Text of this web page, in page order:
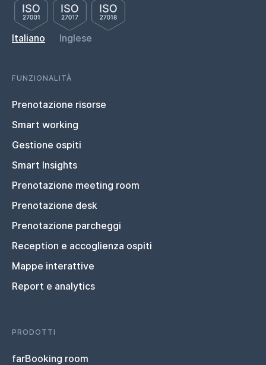
Italiano Inglese
FUNZIONALITÀ
Prenotazione risorse
Smart working
Gestione ospiti
Smart Insights
Prenotazione meeting room
Prenotazione desk
Prenotazione parcheggi
Reception e accoglienza ospiti
Mappe interattive
Report e analytics
PRODOTTI
farBooking room